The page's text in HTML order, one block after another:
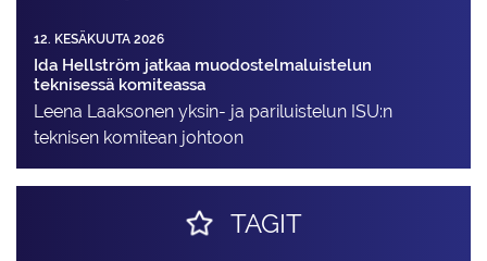
12. KESÄKUUTA 2026
Ida Hellström jatkaa muodostelmaluistelun
teknisessä komiteassa
Leena Laaksonen yksin- ja pariluistelun ISU:n
teknisen komitean johtoon
TAGIT